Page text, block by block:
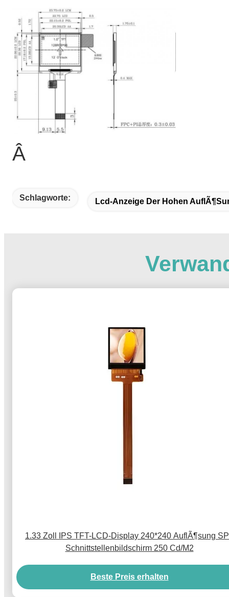
Â
Schlagworte: Lcd-Anzeige Der Hohen
1.33 Zoll IPS TFT-LCD-Display 240*240 AuflÃ¶sung
Schnittstellenbildschirm 250 Cd/M2
Beste Preis erhalten